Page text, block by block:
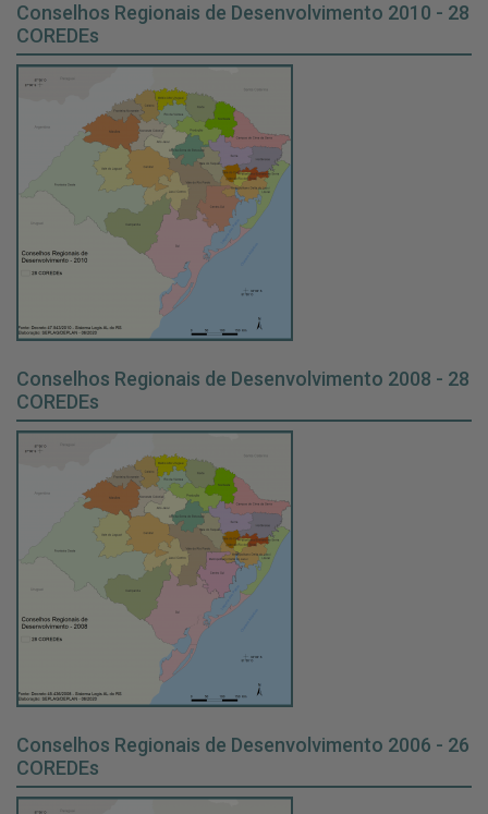
Conselhos Regionais de Desenvolvimento 2010 - 28
COREDEs
Conselhos Regionais de Desenvolvimento 2008 - 28
COREDEs
Conselhos Regionais de Desenvolvimento 2006 - 26
COREDEs